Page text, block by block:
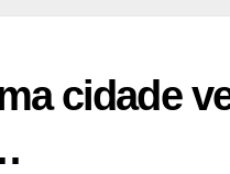
cidade